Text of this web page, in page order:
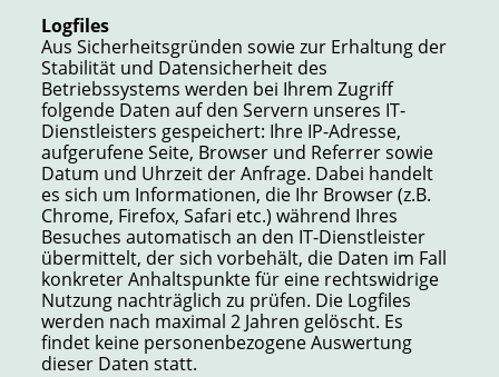
Logfiles
Aus Sicherheitsgründen sowie zur Erhaltung der
Stabilität und Datensicherheit des
Betriebssystems werden bei Ihrem Zugriff
folgende Daten auf den Servern unseres IT-
Dienstleisters gespeichert: Ihre IP-Adresse,
aufgerufene Seite, Browser und Referrer sowie
Datum und Uhrzeit der Anfrage. Dabei handelt
es sich um Informationen, die Ihr Browser (z.B.
Chrome, Firefox, Safari etc.) während Ihres
Besuches automatisch an den IT-Dienstleister
übermittelt, der sich vorbehält, die Daten im Fall
konkreter Anhaltspunkte für eine rechtswidrige
Nutzung nachträglich zu prüfen. Die Logfiles
werden nach maximal 2 Jahren gelöscht. Es
findet keine personenbezogene Auswertung
dieser Daten statt.